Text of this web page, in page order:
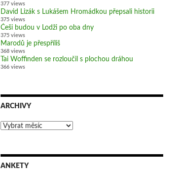
377 views
David Lizák s Lukášem Hromádkou přepsali historii
375 views
Češi budou v Lodži po oba dny
375 views
Marodů je přespříliš
368 views
Tai Woffinden se rozloučil s plochou dráhou
366 views
ARCHIVY
Archivy
ANKETY